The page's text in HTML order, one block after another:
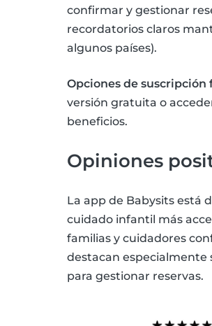
confirmar y gestionar
recordatorios claros
algunos países).
Opciones de suscripción
versión gratuita o
beneficios.
Opiniones
La app de Babysits está
cuidado infantil más
familias y cuidadores
destacan especialmente
para gestionar reservas.